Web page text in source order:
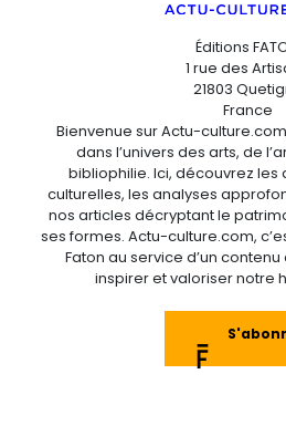
Éditions
1 rue des
21803
France
Bienvenue sur Actu-
dans l’univers des arts, de
bibliophilie. Ici, découvrez
culturelles, les analyses
nos articles décryptant le
ses formes. Actu-culture.com,
Faton au service d’un
inspirer et valoriser notre